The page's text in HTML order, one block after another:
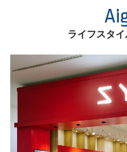
ライフスタ